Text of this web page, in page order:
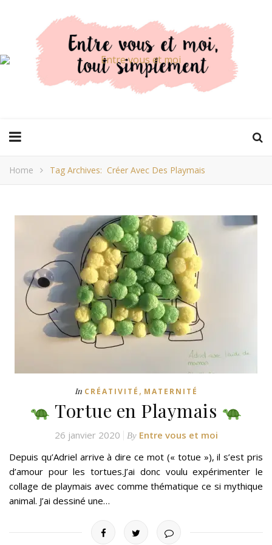
Home Tag Archives: Créer Avec Des Playmais
In CRÉATIVITÉ , MATERNITÉ
Tortue en Playmais
26 janvier 2020 By Entre vous et moi
Depuis qu’Adriel arrive à dire ce mot (« totue »), il s’est pris
d’amour pour les tortues.J’ai donc voulu expérimenter le
collage de playmais avec comme thématique ce si mythique
animal. J’ai dessiné une…